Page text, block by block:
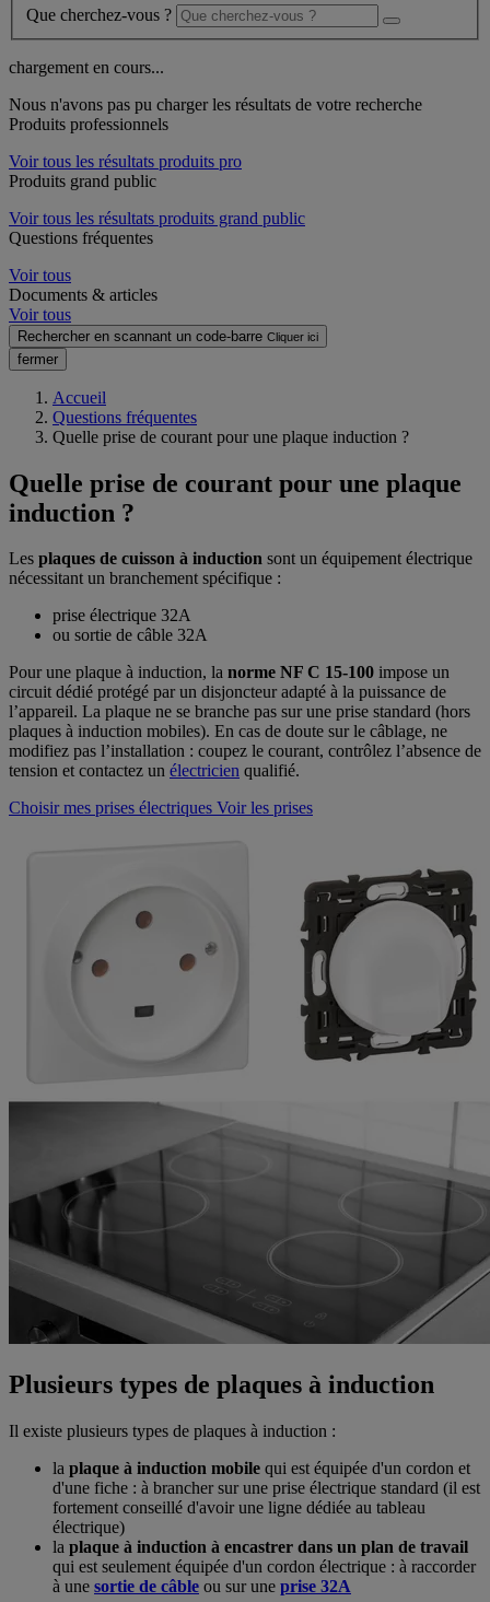
Que cherchez-vous ?
chargement en cours...
Nous n'avons pas pu charger les résultats de votre recherche
Produits professionnels
Voir tous les résultats produits pro
Produits grand public
Voir tous les résultats produits grand public
Questions fréquentes
Voir tous
Documents & articles
Voir tous
Rechercher en scannant un code-barre Cliquer ici
fermer
Accueil
Questions fréquentes
Quelle prise de courant pour une plaque induction ?
Quelle prise de courant pour une plaque
induction ?
Les plaques de cuisson à induction sont un équipement électrique
nécessitant un branchement spécifique :
prise électrique 32A
ou sortie de câble 32A
Pour une plaque à induction, la norme NF C 15‑100 impose un
circuit dédié protégé par un disjoncteur adapté à la puissance de
l’appareil. La plaque ne se branche pas sur une prise standard (hors
plaques à induction mobiles). En cas de doute sur le câblage, ne
modifiez pas l’installation : coupez le courant, contrôlez l’absence de
tension et contactez un électricien qualifié.
Choisir mes prises électriques Voir les prises
Plusieurs types de plaques à induction
Il existe plusieurs types de plaques à induction :
la plaque à induction mobile qui est équipée d'un cordon et
d'une fiche : à brancher sur une prise électrique standard (il est
fortement conseillé d'avoir une ligne dédiée au tableau
électrique)
la plaque à induction à encastrer dans un plan de travail
qui est seulement équipée d'un cordon électrique : à raccorder
à une sortie de câble ou sur une prise 32A